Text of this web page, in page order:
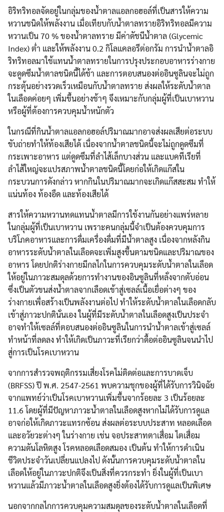
Search
for:
Search
อิริทริทอลจัดอยู่ในกลุ่มของน้ำตาลแอลกอฮอล์ที่เป็นสารให้ความ
หวานชนิดให้พลังงาน เมื่อเทียบกับน้ำตาลทรายอิริทริทอลมีความ
หวานเป็น 70 % ของน้ำตาลทราย มีค่าดัชนีน้ำตาล (Glycemic
Index) ต่ำ และให้พลังงาน 0.2 กิโลแคลอรีต่อกรัม การนำน้ำตาลอิ
ริทริทอลมาใช้แทนน้ำตาลทรายในการปรุงประกอบอาหารร่างกาย
จะดูดซึมน้ำตาลชนิดนี้ได้ช้า และการตอบสนองต่ออินซูลินจะไม่ถูก
กระตุ้นอย่างรวดเร็วเหมือนกับน้ำตาลทราย ส่งผลให้ระดับน้ำตาล
ในเลือดค่อยๆ เพิ่มขึ้นอย่างช้าๆ จึงเหมาะกับกลุ่มผู้ที่เป็นเบาหวาน
หรือผู้ที่ต้องการควบคุมน้ำหนักตัว
ในกรณีที่กินน้ำตาลแอลกอฮอล์ปริมาณมากอาจส่งผลเสียต่อระบบ
ขับถ่ายทำให้ท้องเสียได้ เนื่องจากน้ำตาลชนิดนี้จะไม่ถูกดูดซึมที่
กระเพาะอาหาร แต่ดูดซึมที่ลำไส้เล็กบางส่วน และแบคทีเรียที่
ลำไส้ใหญ่จะแปรสภาพน้ำตาลชนิดนี้โดยก่อให้เกิดแก๊สใน
กระบวนการดังกล่าว หากกินในปริมาณมากจะเกิดแก๊สสะสม ทำให้
แน่นท้อง ท้องอืด และท้องเสียได้
สารให้ความหวานทดแทนน้ำตาลมีการใช้งานกันอย่างแพร่หลาย
ในกลุ่มผู้ที่เป็นเบาหวาน เพราะคนกลุ่มนี้จำเป็นต้องควบคุมการ
บริโภคอาหารและการดื่มเครื่องดื่มที่มีน้ำตาลสูง เนื่องจากหลังกิน
อาหารระดับน้ำตาลในเลือดจะเพิ่มสูงขึ้นตามชนิดและปริมาณของ
อาหาร โดยปกติร่างกายมีกลไกในการควบคุมระดับน้ำตาลในเลือด
ให้อยู่ในภาวะสมดุลด้วยการทำงานของอินซูลินที่หลั่งจากตับอ่อน
ซึ่งเป็นตัวขนส่งน้ำตาลจากเลือดเข้าสู่เซลล์เนื้อเยื่อต่างๆ ของ
ร่างกายเพื่อสร้างเป็นพลังงานต่อไป ทำให้ระดับน้ำตาลในเลือดกลับ
เข้าสู่ภาวะปกตินั่นเอง ในผู้ที่มีระดับน้ำตาลในเลือดสูงเป็นประจำ
อาจทำให้เซลล์ที่ตอบสนองต่ออินซูลินในการนำน้ำตาลเข้าสู่เซลล์
ทำหน้าที่ลดลง ทำให้เกิดเป็นภาวะที่เรียกว่าดื้อต่ออินซูลินจนนำไป
สู่การเป็นโรคเบาหวาน
จากการสำรวจพฤติกรรมเสี่ยงโรคไม่ติดต่อและการบาดเจ็บ
(BRFSS) ปี พ.ศ. 2547-2561 พบความชุกของผู้ที่ได้รับการวินิจฉัย
จากแพทย์ว่าเป็นโรคเบาหวานเพิ่มขึ้นจากร้อยละ 3 เป็นร้อยละ
11.6 โดยผู้ที่มีปัญหาภาวะน้ำตาลในเลือดสูงหากไม่ได้รับการดูแล
อาจก่อให้เกิดภาวะแทรกซ้อน ส่งผลต่อระบบประสาท หลอดเลือด
และอวัยวะต่างๆ ในร่างกาย เช่น จอประสาทตาเสื่อม ไตเสื่อม
ความดันโลหิตสูง โรคหลอดเลือดสมอง เป็นต้น ทำให้การดำเนิน
ชีวิตประจำวันเปลี่ยนแปลงไป ดังนั้นการควบคุมระดับน้ำตาลใน
เลือดให้อยู่ในภาวะปกติจึงเป็นสิ่งที่ควรกระทำ ยิ่งในผู้ที่เป็นเบา
หวานแล้วมีภาวะน้ำตาลในเลือดสูงยิ่งต้องได้รับการดูแลเป็นพิเศษ
นอกจากกลไกการควบคุมความสมดุลของระดับน้ำตาลในเลือดที่